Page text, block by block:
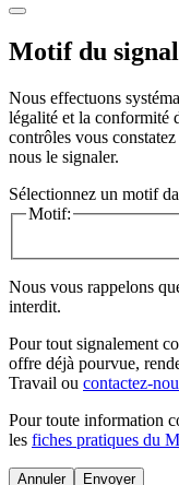
Motif du
Nous effectuons
légalité et la conformité
contrôles vous
nous le signaler.
Sélectionnez un motif
Motif:
Nous vous rappelons
interdit.
Pour tout signalement
offre déjà pourvue,
Travail ou contactez-
Pour toute information
les fiches pratiques du
Annuler